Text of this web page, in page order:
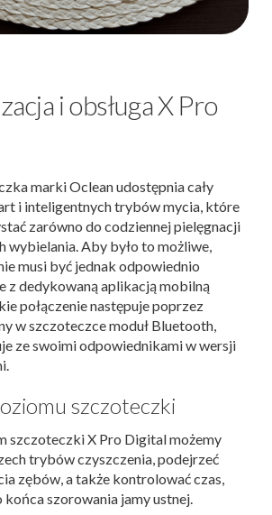
i obsługa X Pro
marki Oclean udostępnia cały
i inteligentnych trybów mycia, które
zarówno do codziennej pielęgnacji
wybielania. Aby było to możliwe,
musi być jednak odpowiednio
z dedykowaną aplikacją mobilną
połączenie następuje poprzez
w szczoteczce moduł Bluetooth,
ze swoimi odpowiednikami w wersji
szczoteczki
szczoteczki X Pro Digital możemy
trybów czyszczenia, podejrzeć
zębów, a także kontrolować czas,
szorowania jamy ustnej.